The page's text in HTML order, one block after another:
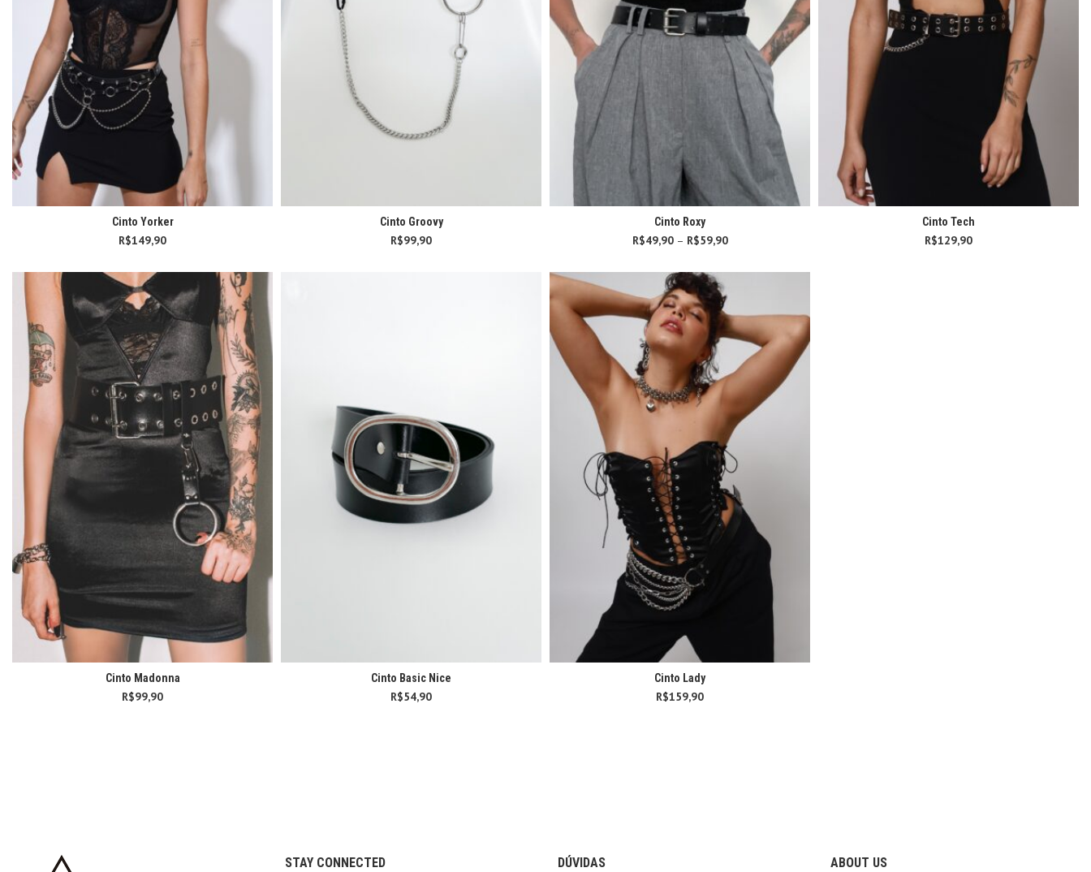
Cinto Yorker
R$149,90
Cinto Groovy
R$99,90
Cinto Roxy
R$49,90 – R$59,90
R$59,90
Cinto Tech
R$129,90
Cinto Madonna
R$99,90
Cinto Basic Nice
R$54,90
Cinto Lady
R$159,90
STAY CONNECTED DÚVIDAS ABOUT US